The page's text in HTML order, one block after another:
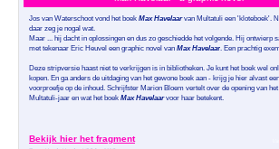
Jos van Waterschoot vond het boek Max Havelaarvan Multatuli een 'kloteboek'.
daar zeg je nogal wat.
Maar ... hij dacht in oplossingen en dus zo geschiedde het volgende. Hij ontwierp
met tekenaar Eric Heuvel een graphic novel van Max Havelaar. Een prachtig
Deze stripversie haast niet te verkrijgen is in bibliotheken. Je kunt het boek wel
kopen. En ga anders de uitdaging van het gewone boek aan - krijg je hier alvast een
voorproefje op de inhoud. Schrijfster Marion Bloem vertelt over de opening van het
Multatuli-jaar en wat het boek Max Havelaarvoor haar betekent.
Bekijk hier het fragment